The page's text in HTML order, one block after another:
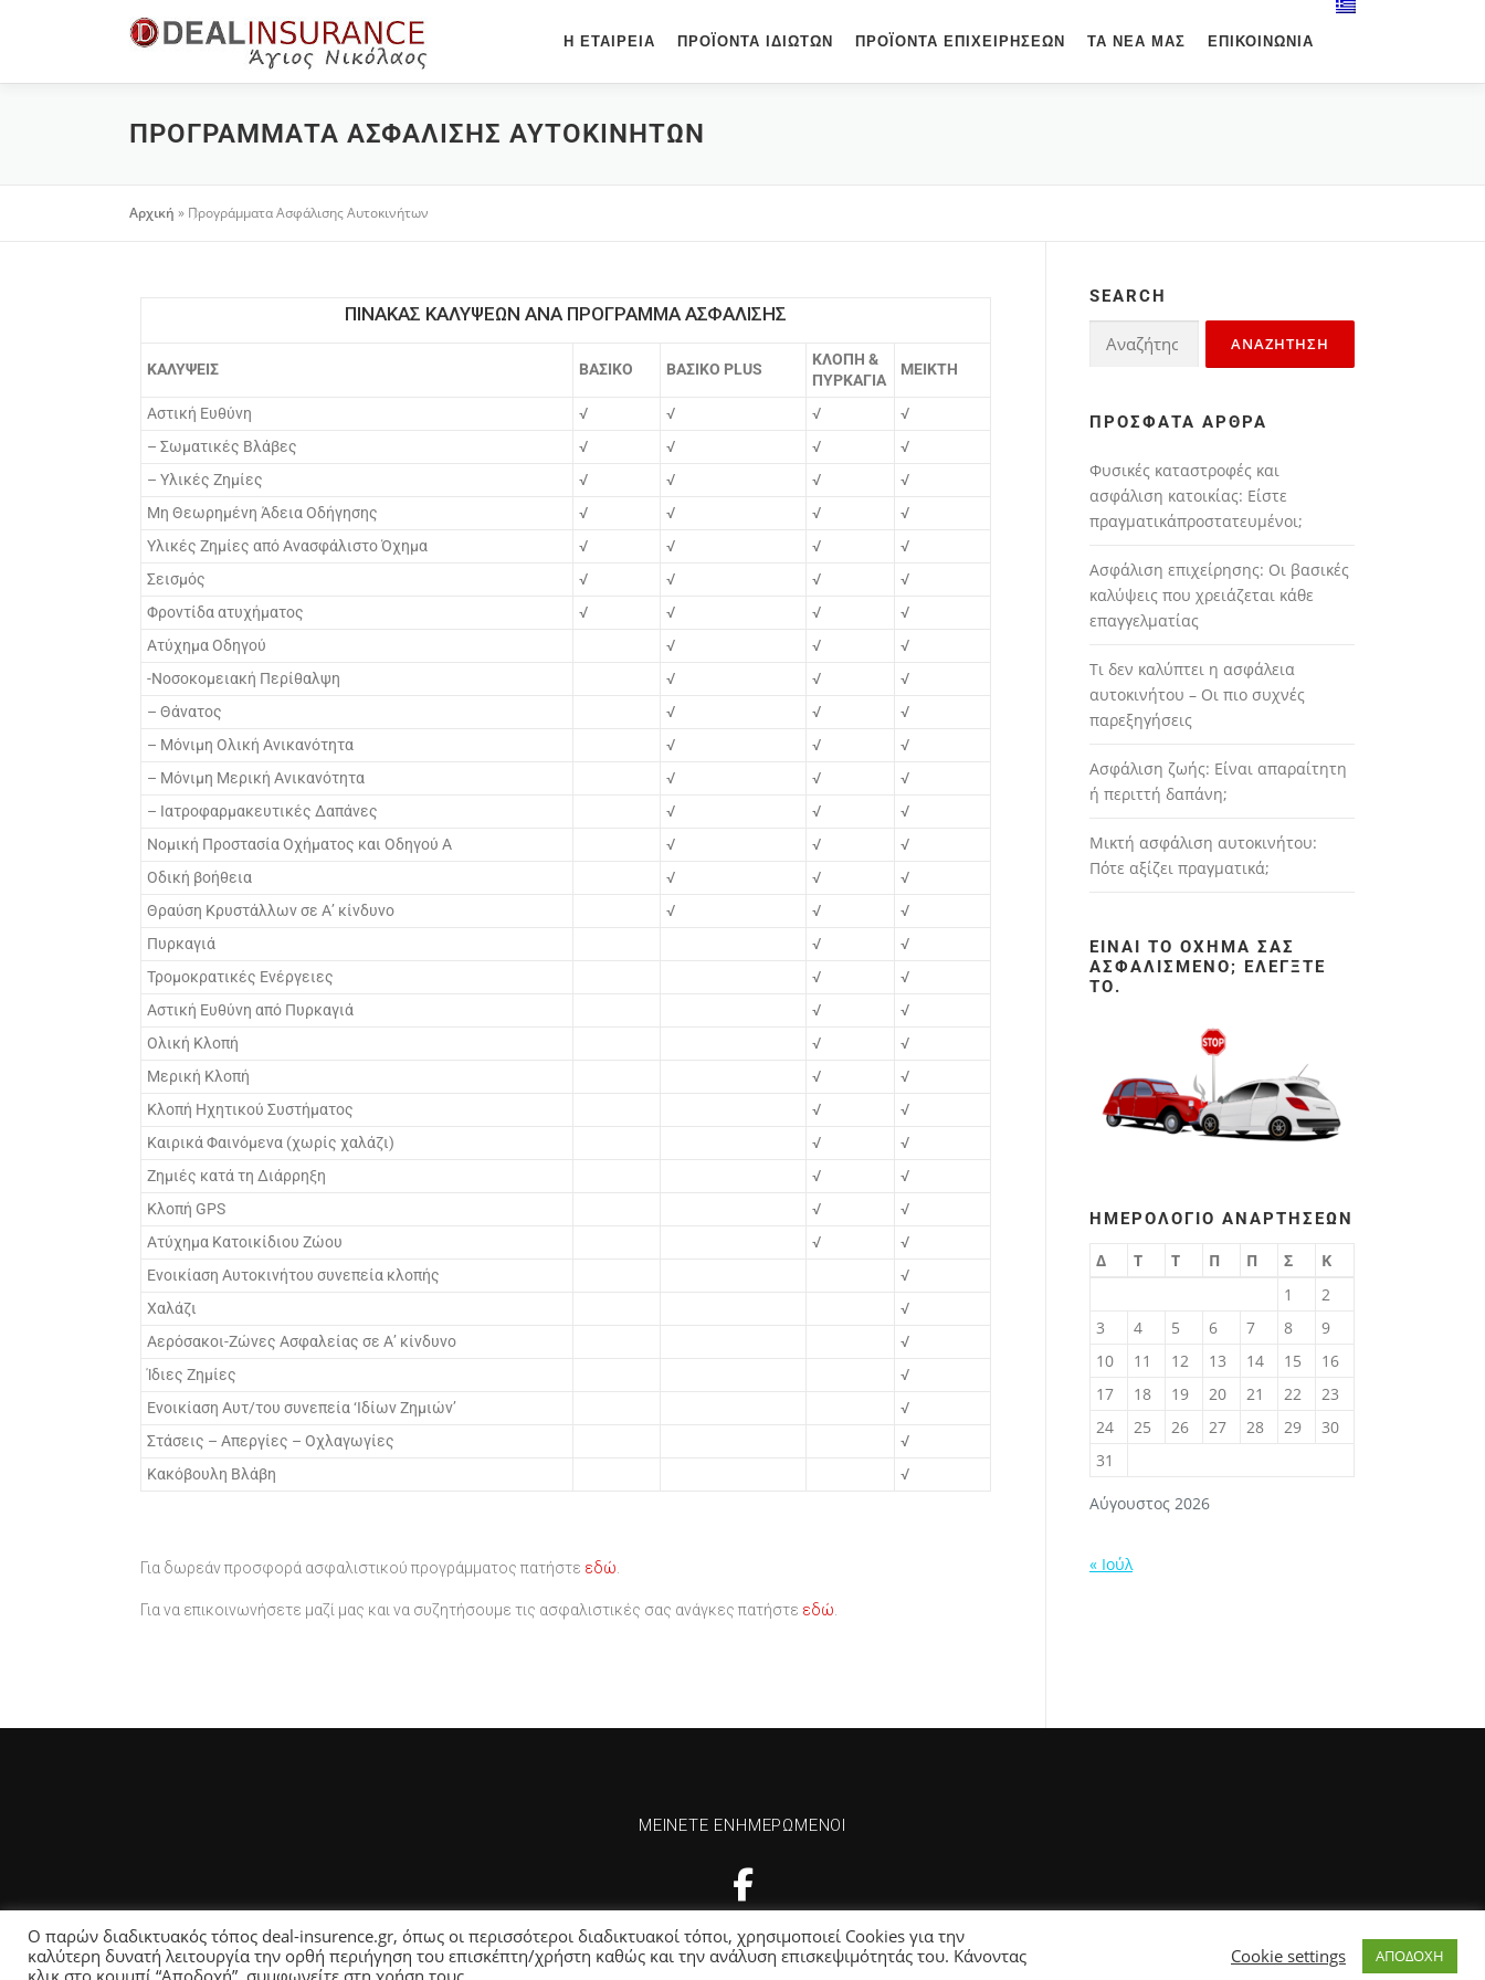
Η ΕΤΑΙΡΕΊΑ ΠΡΟΪΌΝΤΑ ΙΔΙΩΤΏΝ ΠΡΟΪΌΝΤΑ ΕΠΙΧΕΙΡΉΣΕΩΝ ΤΑ ΝΈΑ ΜΑΣ ΕΠΙΚΟΙΝΩΝΊΑ
ΠΡΟΓΡΆΜΜΑΤΑ ΑΣΦΆΛΙΣΗΣ ΑΥΤΟΚΙΝΉΤΩΝ
Αρχική » Προγράμματα Ασφάλισης Αυτοκινήτων
ΠΙΝΑΚΑΣ ΚΑΛΥΨΕΩΝ ΑΝΑ ΠΡΟΓΡΑΜΜΑ ΑΣΦΑΛΙΣΗΣ
ΚΑΛΥΨΕΙΣ ΒΑΣΙΚΟ ΒΑΣΙΚΟ PLUS
ΚΛΟΠΗ &
ΠΥΡΚΑΓΙΑ
ΜΕΙΚΤΗ
Αστική Ευθύνη √ √ √
√
– Σωματικές Bλάβες
√ √ √
√
– Υλικές Zημίες
√ √ √
√
Μη Θεωρημένη Άδεια Οδήγησης
√ √ √
√
Υλικές Ζημίες από Ανασφάλιστο Όχημα
√ √ √
√
Σεισμός
√ √ √
√
Φροντίδα ατυχήματος
√ √ √
√
Ατύχημα Οδηγού
√ √
√
-Νοσοκομειακή Περίθαλψη
√ √
√
– Θάνατος
√ √
√
– Μόνιμη Ολική Ανικανότητα
√ √
√
– Μόνιμη Μερική Ανικανότητα
√ √
√
– Ιατροφαρμακευτικές Δαπάνες
√ √
√
Νομική Προστασία Οχήματος και Οδηγού Α
√ √
√
Οδική βοήθεια
√ √
√
Θραύση Κρυστάλλων σε Α’ κίνδυνο
√ √
√
Πυρκαγιά
√
√
Τρομοκρατικές Ενέργειες
√
√
Αστική Ευθύνη από Πυρκαγιά
√
√
Ολική Κλοπή
√
√
Μερική Κλοπή
√
√
Κλοπή Ηχητικού Συστήματος
√
√
Καιρικά Φαινόμενα (χωρίς χαλάζι)
√
√
Ζημιές κατά τη Διάρρηξη
√
√
Κλοπή GPS
√
√
Ατύχημα Κατοικίδιου Ζώου
√
√
Ενοικίαση Αυτοκινήτου συνεπεία κλοπής
√
Χαλάζι
√
Αερόσακοι-Ζώνες Ασφαλείας σε Α’ κίνδυνο
√
Ίδιες Ζημίες
√
Ενοικίαση Αυτ/του συνεπεία ‘Ιδίων Ζημιών’
√
Στάσεις – Απεργίες – Οχλαγωγίες
√
Κακόβουλη Βλάβη
√
Για δωρεάν προσφορά ασφαλιστικού προγράμματος πατήστε εδώ
Για να επικοινωνήσετε μαζί μας και να συζητήσουμε τις ασφαλιστικές σας ανάγκες πατήστε εδώ
SEARCH
ΠΡΌΣΦΑΤΑ ΆΡΘΡΑ
Φυσικές καταστροφές και
ασφάλιση κατοικίας: Είστε
πραγματικάπροστατευμένοι;
Ασφάλιση επιχείρησης: Οι βασικές
καλύψεις που χρειάζεται κάθε
επαγγελματίας
Τι δεν καλύπτει η ασφάλεια
αυτοκινήτου – Οι πιο συχνές
παρεξηγήσεις
Ασφάλιση ζωής: Είναι απαραίτητη
ή περιττή δαπάνη;
Μικτή ασφάλιση αυτοκινήτου:
Πότε αξίζει πραγματικά;
ΕΊΝΑΙ ΤΟ ΌΧΗΜΆ ΣΑΣ
ΑΣΦΑΛΙΣΜΈΝΟ; ΕΛΈΓΞΤΕ
ΤΟ.
ΗΜΕΡΟΛΌΓΙΟ ΑΝΑΡΤΉΣΕΩΝ
Αύγουστος 2026
Δ Τ Τ Π Π Σ
Κ
1
2
3
4 5 6 7 8
9
10
11 12 13 14 15
16
17
18 19 20 21 22
23
24
25 26 27 28 29
30
31
« Ιούλ
ΜΕΊΝΕΤΕ ΕΝΗΜΕΡΩΜΈΝΟΙ
Ο παρών διαδικτυακός τόπος deal-insurence.gr, όπως οι περισσότεροι διαδικτυακοί τόποι, χρησιμοποιεί Cookies για την
καλύτερη δυνατή λειτουργία την ορθή περιήγηση του επισκέπτη/χρήστη καθώς και την ανάλυση επισκεψιμότητάς του. Κάνοντας
κλικ στο κουμπί “Αποδοχή”, συμφωνείτε στη χρήση τους.
Cookie settings ΑΠΟΔΟΧΗ